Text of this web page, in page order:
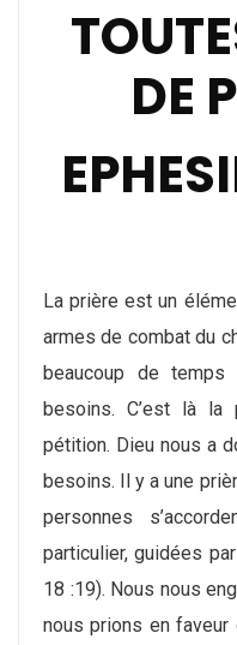
DE
La prière est un
armes de combat du
beaucoup de
besoins. C’est là
pétition. Dieu nous a
besoins. Il y a une
personnes
particulier, guidées
18 :19). Nous nous
nous prions en